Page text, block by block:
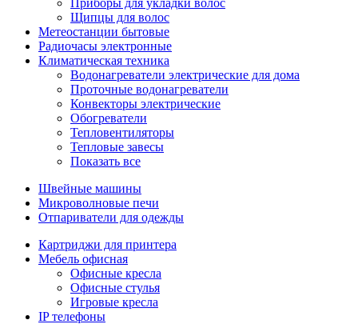
Приборы для укладки волос
Щипцы для волос
Метеостанции бытовые
Радиочасы электронные
Климатическая техника
Водонагреватели электрические для дома
Проточные водонагреватели
Конвекторы электрические
Обогреватели
Тепловентиляторы
Тепловые завесы
Показать все
Швейные машины
Микроволновые печи
Отпариватели для одежды
Картриджи для принтера
Мебель офисная
Офисные кресла
Офисные стулья
Игровые кресла
IP телефоны